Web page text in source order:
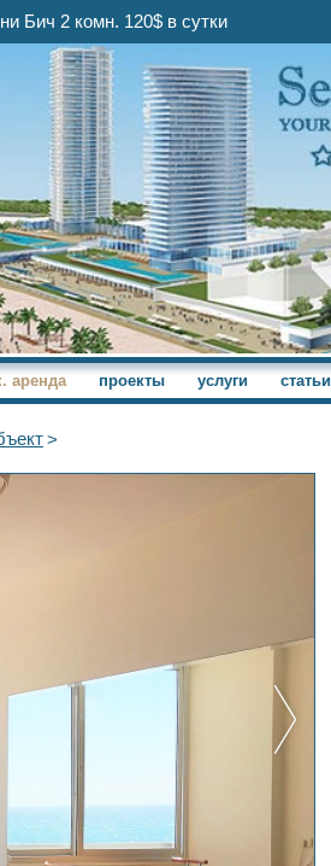
Бич 2 комн. 120$ в сутки
аренда проекты услуги статьи